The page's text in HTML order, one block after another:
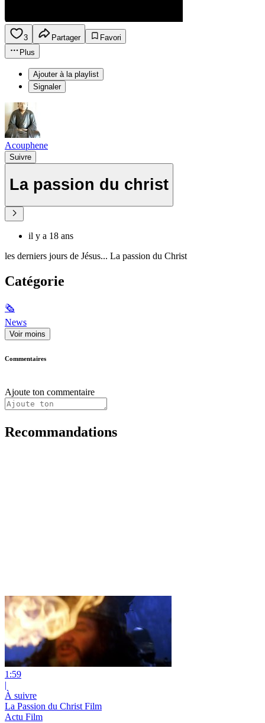
3 Partager
Favori
Plus
Ajouter à la playlist
Signaler
Acouphene
Suivre
La passion du christ
il y a 18 ans
les derniers jours de Jésus... La passion du Christ
Catégorie
🗞
News
Voir moins
Commentaires
Ajoute ton commentaire
Recommandations
1:59
|
À suivre
La Passion du Christ Film
Actu Film